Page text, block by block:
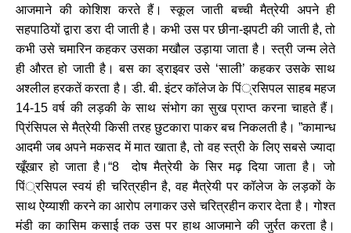
आजमाने की कोशिश करते हैं। स्कूल जाती बच्ची मैत्रेयी अपने ही
सहपाठियों द्वारा डरा दी जाती है। कभी उस पर छीना-झपटी की जाती है, तो
कभी उसे चमारिन कहकर उसका मखौल उड़ाया जाता है। स्त्री जन्म लेते
ही औरत हो जाती है। बस का ड्राइवर उसे ‘साली’ कहकर उसके साथ
अश्लील हरकतें करता है। डी. बी. इंटर कॉलेज के पिं्रसिपल साहब महज
14-15 वर्ष की लड़की के साथ संभोग का सुख प्राप्त करना चाहते हैं।
प्रिंसिपल से मैत्रेयी किसी तरह छुटकारा पाकर बच निकलती है। ”कामान्ध
आदमी जब अपने मकसद में मात खाता है, तो वह स्त्री के लिए सबसे ज्यादा
खूँखार हो जाता है।“8 दोष मैत्रेयी के सिर मढ़ दिया जाता है। जो
पिं्रसिपल स्वयं ही चरित्रहीन है, वह मैत्रेयी पर कॉलेज के लड़कों के
साथ ऐय्याशी करने का आरोप लगाकर उसे चरित्रहीन करार देता है। गोश्त
मंडी का कासिम कसाई तक उस पर हाथ आजमाने की जुर्रत करता है।